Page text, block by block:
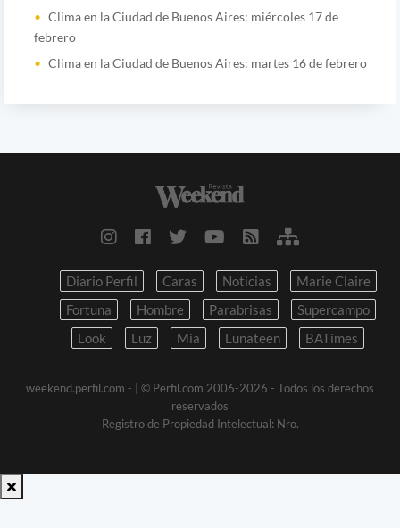
Clima en la Ciudad de Buenos Aires: miércoles 17 de
febrero
Clima en la Ciudad de Buenos Aires: martes 16 de febrero
Diario Perfil Caras Noticias
Marie Claire
Fortuna
Hombre Parabrisas
Supercampo
Look
Luz Mia Lunateen BATimes
weekend.perfil.com -
| © Perfil.com 2006-2026 - Todos los derechos
reservados
Registro de Propiedad Intelectual: Nro.